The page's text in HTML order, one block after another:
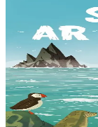
The Secret of
Erin est fascinée
énorme, sombre et
s'en approchent !
En stock14,00 €